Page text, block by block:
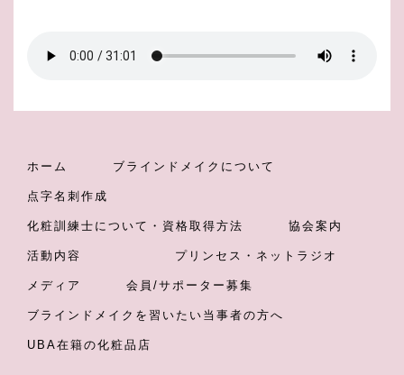
ホーム ブラインドメイクについて
点字名刺作成
化粧訓練士について・資格取得方法 協会案内
活動内容 プリンセス・ネットラジオ
メディア 会員/サポーター募集
ブラインドメイクを習いたい当事者の方へ
UBA在籍の化粧品店